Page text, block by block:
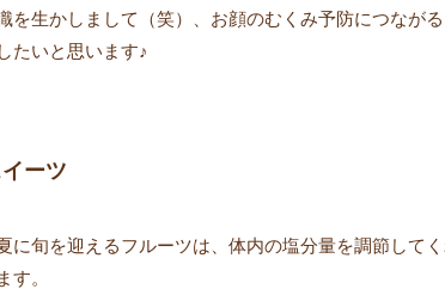
を生かしまして（笑）、お顔のむくみ予防につなが
たいと思います♪
ーツ
に旬を迎えるフルーツは、体内の塩分量を調節して
す。